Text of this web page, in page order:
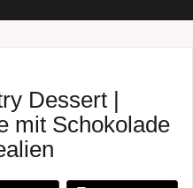
Dessert |
mit Schokolade